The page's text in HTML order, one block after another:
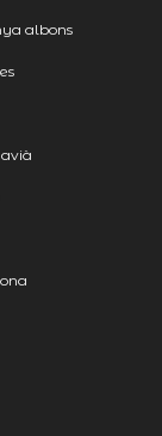
albons